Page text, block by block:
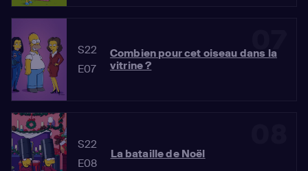
07
S22
E07
Combien pour cet oiseau dans la
vitrine ?
S22
E08
La bataille de Noël